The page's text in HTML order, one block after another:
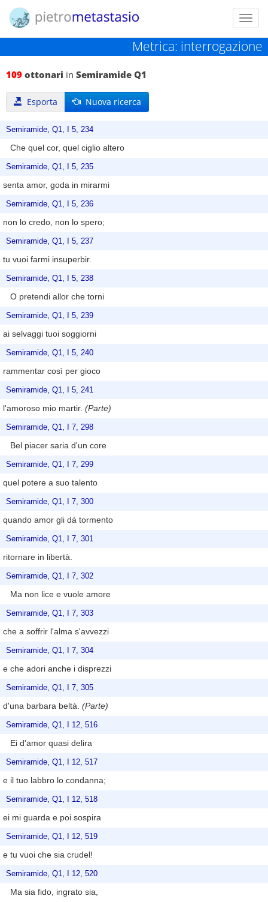
Metrica: interrogazione
109 ottonari in Semiramide Q1
Esporta Nuova ricerca
Semiramide, Q1, I 5, 234
Che quel cor, quel ciglio altero
Semiramide, Q1, I 5, 235
senta amor, goda in mirarmi
Semiramide, Q1, I 5, 236
non lo credo, non lo spero;
Semiramide, Q1, I 5, 237
tu vuoi farmi insuperbir.
Semiramide, Q1, I 5, 238
O pretendi allor che torni
Semiramide, Q1, I 5, 239
ai selvaggi tuoi soggiorni
Semiramide, Q1, I 5, 240
rammentar così per gioco
Semiramide, Q1, I 5, 241
l'amoroso mio martir. (Parte)
Semiramide, Q1, I 7, 298
Bel piacer saria d'un core
Semiramide, Q1, I 7, 299
quel potere a suo talento
Semiramide, Q1, I 7, 300
quando amor gli dà tormento
Semiramide, Q1, I 7, 301
ritornare in libertà.
Semiramide, Q1, I 7, 302
Ma non lice e vuole amore
Semiramide, Q1, I 7, 303
che a soffrir l'alma s'avvezzi
Semiramide, Q1, I 7, 304
e che adori anche i disprezzi
Semiramide, Q1, I 7, 305
d'una barbara beltà. (Parte)
Semiramide, Q1, I 12, 516
Ei d'amor quasi delira
Semiramide, Q1, I 12, 517
e il tuo labbro lo condanna;
Semiramide, Q1, I 12, 518
ei mi guarda e poi sospira
Semiramide, Q1, I 12, 519
e tu vuoi che sia crudel!
Semiramide, Q1, I 12, 520
Ma sia fido, ingrato sia,